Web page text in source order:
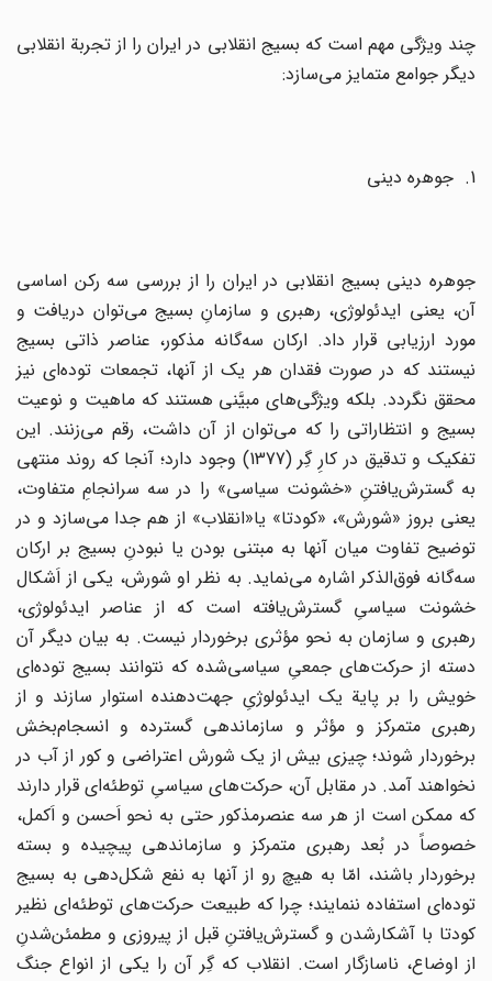
چند ویژگی‌ مهم‌ است‌ که‌ بسیج‌ انقلابی‌ در ایران‌ را از تجربة‌ انقلابی‌
دیگر جوامع متمایز می‌سازد:
جوهره دینی‌ بسیج‌ انقلابی‌ در ایران‌ را از بررسی‌ سه‌ رکن‌ اساسی‌
آن‌، یعنی‌ ایدئولوژی‌، رهبری‌ و سازمانِ بسیج‌ می‌توان‌ دریافت‌ و
مورد ارزیابی‌ قرار داد. ارکان‌ سه‌گانه مذکور، عناصر ذاتی‌ بسیج‌
نیستند که‌ در صورت‌ فقدان‌ هر یک‌ از آنها، تجمعات‌ توده‌ای‌ نیز
محقق‌ نگردد. بلکه‌ ویژگی‌های‌ مبیَّنی‌ هستند که‌ ماهیت‌ و نوعیت‌
بسیج‌ و انتظاراتی‌ را که‌ می‌توان‌ از آن‌ داشت‌، رقم‌ می‌زنند. این‌
تفکیک‌ و تدقیق ‌در کارِ گِر (1377) وجود دارد؛ آنجا که‌ روند منتهی‌
به‌ گسترش‌یافتنِ «خشونت‌ سیاسی‌» را در سه‌ سرانجامِ متفاوت‌،
یعنی‌ بروز «شورش‌»، «کودتا» یا«انقلاب‌» از هم‌ جدا می‌سازد و در
توضیح‌ تفاوت‌ میان‌ آنها به‌ مبتنی‌ بودن‌ یا نبودن‌ِ بسیج‌ بر ارکان‌
سه‌گانه فوق‌الذکر اشاره‌ می‌نماید. به‌ نظر او شورش‌، یکی‌ از اَشکال‌
خشونت‌ سیاسیِ گسترش‌یافته‌ است‌ که‌ از عناصر ایدئولوژی‌،
رهبری‌ و سازمان‌ به‌ نحو مؤثری‌ برخوردار نیست‌. به‌ بیان‌ دیگر آن‌
دسته‌ از حرکت‌های‌ جمعیِ سیاسی‌شده‌ که‌ نتوانند بسیج‌ توده‌ای‌
خویش‌ را بر پایة‌ یک‌ ایدئولوژیِ جهت‌دهنده ‌استوار سازند و از
رهبری‌ متمرکز و مؤثر و سازماندهی‌ گسترده‌ و انسجام‌بخش‌
برخوردار شوند؛ چیزی‌ بیش‌ از یک‌ شورش‌ اعتراضی‌ و کور از آب‌ در
نخواهند آمد. در مقابل‌ آن‌، حرکت‌های‌ سیاسیِ توطئه‌ای‌ قرار دارند
که‌ ممکن‌ است‌ از هر سه‌ عنصرمذکور حتی‌ به‌ نحو اَحسن‌ و اَکمل‌،
خصوصاً در بُعد رهبری‌ متمرکز و سازماندهی‌ پیچیده‌ و بسته‌
برخوردار باشند، امّا به‌ هیچ‌ رو از آنها به‌ نفع‌ شکل‌دهی‌ به‌ بسیج‌
توده‌ای‌ استفاده‌ ننمایند؛ چرا که‌ طبیعت‌ حرکت‌های‌ توطئه‌ای‌ نظیر
کودتا با آشکارشدن‌ و گسترش‌یافتن‌ِ قبل‌ از پیروزی‌ و مطمئن‌شدن‌ِ
از اوضاع‌، ناسازگار است‌. انقلاب‌ که‌ گِر آن‌ را یکی‌ از انواع‌ جنگ‌